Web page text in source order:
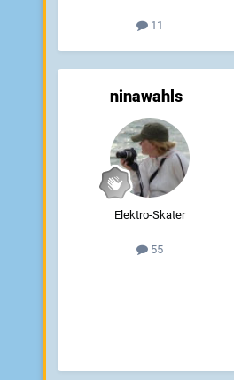
11
ninawahls
Elektro-Skater
55